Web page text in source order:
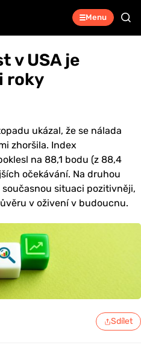
Menu
v USA je
roky
ukázal, že se nálada
zhoršila. Index
na 88,1 bodu (z 88,4
očekávání. Na druhou
situaci pozitivněji,
v oživení v budoucnu.
Sdílet